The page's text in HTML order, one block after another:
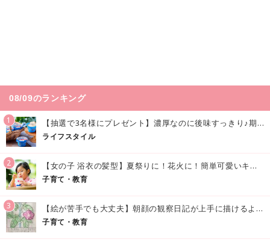
08/09のランキング
1 【抽選で3名様にプレゼント】濃厚なのに後味すっきり♪期間限定の「メイトーのなめらかプリン カルピス®入りソース」で夏を味わおう！
ライフスタイル
2 【女の子 浴衣の髪型】夏祭りに！花火に！簡単可愛いキッズの浴衣ヘアアレンジまとめ
子育て・教育
3 【絵が苦手でも大丈夫】朝顔の観察日記が上手に描けるようになる方法｜イラスト付き
子育て・教育